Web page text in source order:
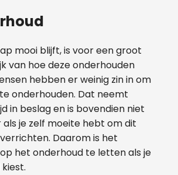
mooi blijft, is voor een groot
van hoe deze onderhouden
hebben er weinig zin in om
onderhouden. Dat neemt
in beslag en is bovendien niet
je zelf moeite hebt om dit
Daarom is het
het onderhoud te letten als je